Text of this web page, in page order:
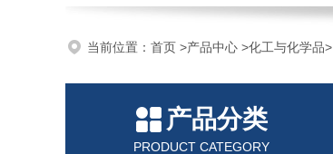
当前位置： 首页 >产品中心 >化工与化学品>
产品分类
PRODUCT CATEGORY